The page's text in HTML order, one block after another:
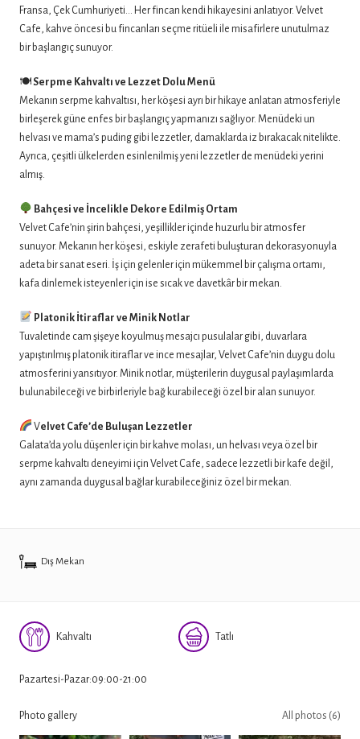
Fransa, Çek Cumhuriyeti… Her fincan kendi hikayesini anlatıyor. Velvet
Cafe, kahve öncesi bu fincanları seçme ritüeli ile misafirlere unutulmaz
bir başlangıç sunuyor.
🍽 Serpme Kahvaltı ve Lezzet Dolu Menü
Mekanın serpme kahvaltısı, her köşesi ayrı bir hikaye anlatan atmosferiyle
birleşerek güne enfes bir başlangıç yapmanızı sağlıyor. Menüdeki un
helvası ve mama’s puding gibi lezzetler, damaklarda iz bırakacak nitelikte.
Ayrıca, çeşitli ülkelerden esinlenilmiş yeni lezzetler de menüdeki yerini
almış.
Bahçesi ve İncelikle Dekore Edilmiş Ortam
Velvet Cafe’nin şirin bahçesi, yeşillikler içinde huzurlu bir atmosfer
sunuyor. Mekanın her köşesi, eskiyle zerafeti buluşturan dekorasyonuyla
adeta bir sanat eseri. İş için gelenler için mükemmel bir çalışma ortamı,
kafa dinlemek isteyenler için ise sıcak ve davetkâr bir mekan.
Platonik İtiraflar ve Minik Notlar
Tuvaletinde cam şişeye koyulmuş mesajcı pusulalar gibi, duvarlara
yapıştırılmış platonik itiraflar ve ince mesajlar, Velvet Cafe’nin duygu dolu
atmosferini yansıtıyor. Minik notlar, müşterilerin duygusal paylaşımlarda
bulunabileceği ve birbirleriyle bağ kurabileceği özel bir alan sunuyor.
Velvet Cafe’de Buluşan Lezzetler
Galata’da yolu düşenler için bir kahve molası, un helvası veya özel bir
serpme kahvaltı deneyimi için Velvet Cafe, sadece lezzetli bir kafe değil,
aynı zamanda duygusal bağlar kurabileceğiniz özel bir mekan.
Dış Mekan
Kahvaltı Tatlı
Pazartesi-Pazar:09:00-21:00
Photo gallery All photos (6)